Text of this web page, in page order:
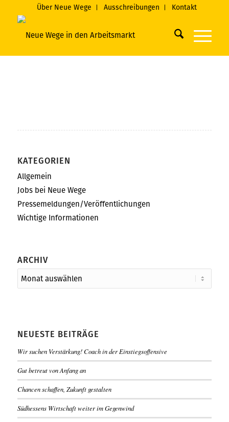
Über Neue Wege Ausschreibungen Kontakt
KATEGORIEN
Allgemein
Jobs bei Neue Wege
Pressemeldungen/Veröffentlichungen
Wichtige Informationen
ARCHIV
NEUESTE BEITRÄGE
Wir suchen Verstärkung! Coach in der Einstiegsoffensive
Gut betreut von Anfang an
Chancen schaffen, Zukunft gestalten
Südhessens Wirtschaft weiter im Gegenwind